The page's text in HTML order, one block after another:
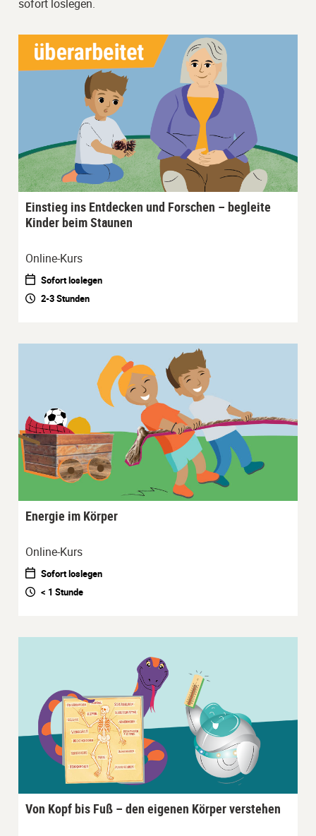
sofort loslegen.
Einstieg ins Entdecken und Forschen – begleite
Kinder beim Staunen
Online-Kurs
Sofort loslegen
2-3 Stunden
Energie im Körper
Online-Kurs
Sofort loslegen
< 1 Stunde
Von Kopf bis Fuß – den eigenen Körper verstehen